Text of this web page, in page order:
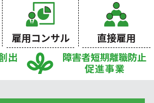
雇用コンサル 直接雇用